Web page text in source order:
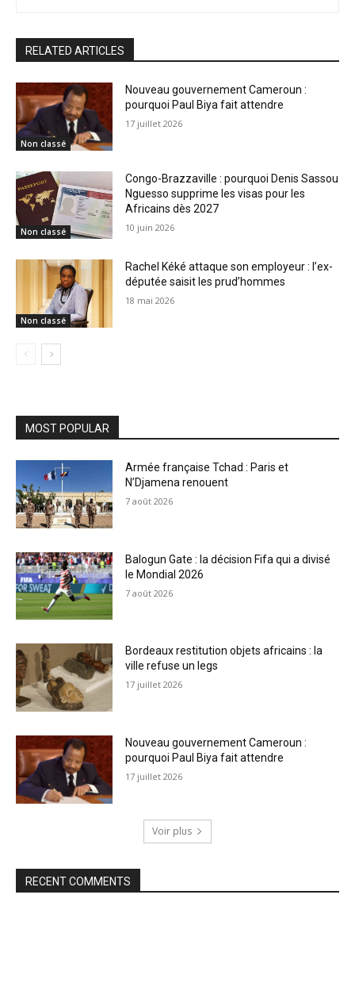
RELATED ARTICLES
Non classé
Nouveau gouvernement Cameroun :
pourquoi Paul Biya fait attendre
17 juillet 2026
Non classé
Congo-Brazzaville : pourquoi Denis Sassou
Nguesso supprime les visas pour les
Africains dès 2027
10 juin 2026
Non classé
Rachel Kéké attaque son employeur : l’ex-
députée saisit les prud’hommes
18 mai 2026
MOST POPULAR
Armée française Tchad : Paris et
N’Djamena renouent
7 août 2026
Balogun Gate : la décision Fifa qui a divisé
le Mondial 2026
7 août 2026
Bordeaux restitution objets africains : la
ville refuse un legs
17 juillet 2026
Nouveau gouvernement Cameroun :
pourquoi Paul Biya fait attendre
17 juillet 2026
Voir plus
RECENT COMMENTS